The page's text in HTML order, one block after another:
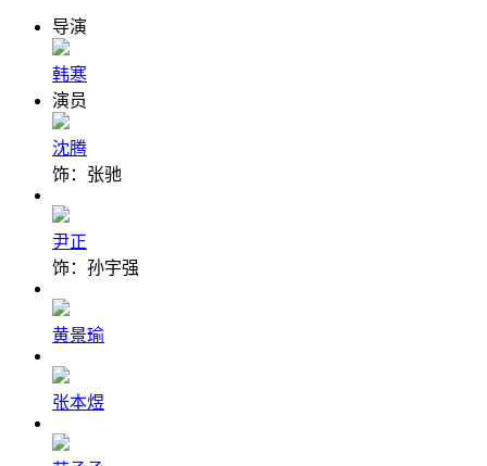
导演
韩寒
演员
沈腾
饰：张驰
尹正
饰：孙宇强
黄景瑜
张本煜